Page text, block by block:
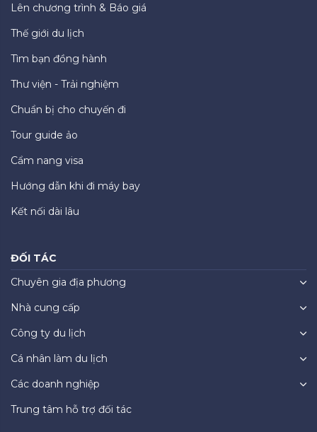
Lên chương trình & Báo giá
Thế giới du lịch
Tìm bạn đồng hành
Thư viện - Trải nghiệm
Chuẩn bị cho chuyến đi
Tour guide ảo
Cẩm nang visa
Hướng dẫn khi đi máy bay
Kết nối dài lâu
ĐỐI TÁC
Chuyên gia địa phương
Nhà cung cấp
Công ty du lịch
Cá nhân làm du lịch
Các doanh nghiệp
Trung tâm hỗ trợ đối tác